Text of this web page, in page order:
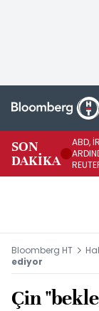
SON
DAKİKA
ABD,
Bloomberg HT
ediyor
Çin